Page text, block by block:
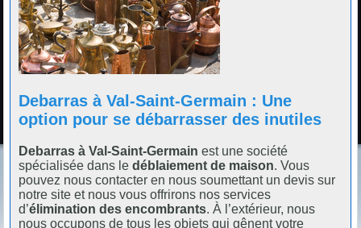
Debarras à Val-Saint-Germain : Une
option pour se débarrasser des inutiles
Debarras à Val-Saint-Germainest une société
spécialisée dans ledéblaiement de maison. Vous
pouvez nous contacter en nous soumettant un devis sur
notre site et nous vous offrirons nos services
d’élimination des encombrants. À l’extérieur, nous
nous occupons de tous les objets qui gênent votre